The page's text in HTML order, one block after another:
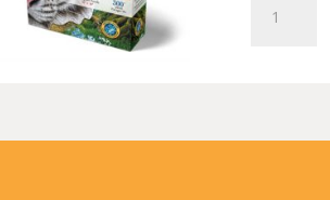
300PCS,